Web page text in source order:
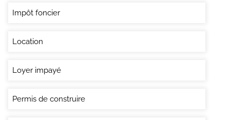
Impôt foncier
Location
Loyer impayé
Permis de construire